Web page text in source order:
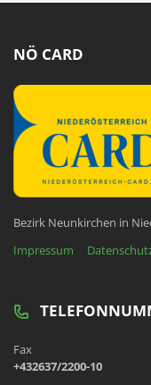
NÖ CARD
Bezirk Neunkirchen in
Impressum
Fax
+432637/2200-10